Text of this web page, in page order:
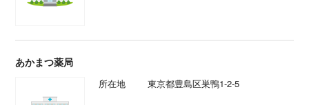
あかまつ薬局
所在地 東京都豊島区巣鴨1-2-5